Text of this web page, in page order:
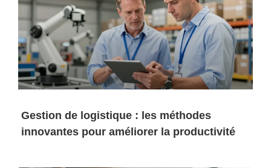
Gestion de logistique : les méthodes
innovantes pour améliorer la productivité